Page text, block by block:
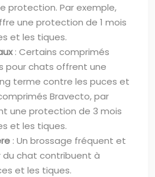
protection. Par exemple,
une protection de 1 mois
et les tiques.
: Certains comprimés
pour chats offrent une
terme contre les puces et
Bravecto, par
une protection de 3 mois
et les tiques.
: Un brossage fréquent et
du chat contribuent à
et les tiques.